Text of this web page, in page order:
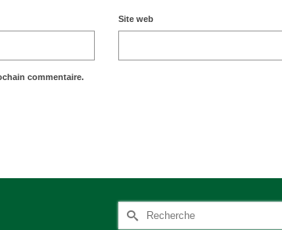
Site web
commentaire.
Rechercher :